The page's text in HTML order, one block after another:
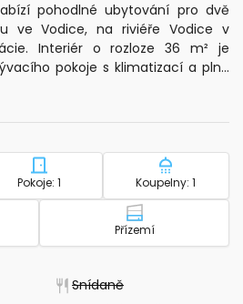
pohodlné ubytování pro dvě
ve Vodice, na riviéře Vodice v
Interiér o rozloze 36 m² je
pokoje s klimatizací a plně
o velikosti 6 m², kde si můžete
Wi-Fi připojení, televizi,
a ručníky do koupelny.
prostor o rozloze 300 m², kde
přípravu jídel pod širým nebem.
soukromém parkovišti zdarma.
autem. Moře je vzdáleno
km a do centra Vodice je to 1 km.
Počet ložnic - ubytování
Pokoje: 1 Počet
Koupelny: 1
Patro -
Přízemí
Snídaně- Nedostupné